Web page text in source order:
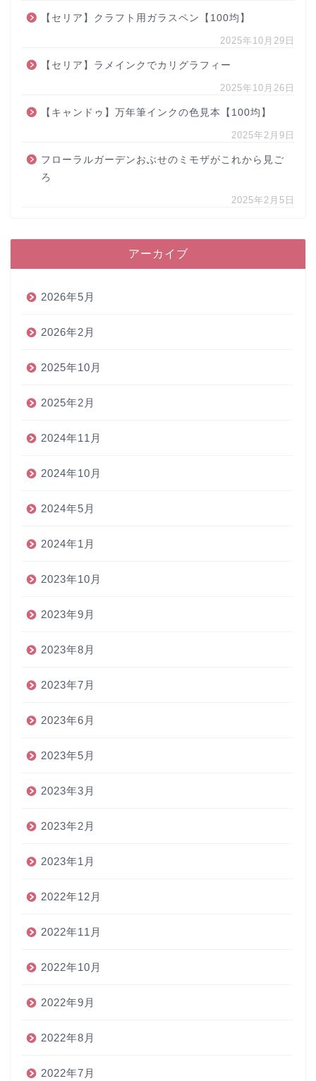
【セリア】クラフト用ガラスペン【100均】
2025年10月29日
【セリア】ラメインクでカリグラフィー
2025年10月26日
【キャンドゥ】万年筆インクの色見本【100均】
2025年2月9日
フローラルガーデンおぶせのミモザがこれから見ご
ろ
2025年2月5日
アーカイブ
2026年5月
2026年2月
2025年10月
2025年2月
2024年11月
2024年10月
2024年5月
2024年1月
2023年10月
2023年9月
2023年8月
2023年7月
2023年6月
2023年5月
2023年3月
2023年2月
2023年1月
2022年12月
2022年11月
2022年10月
2022年9月
2022年8月
2022年7月